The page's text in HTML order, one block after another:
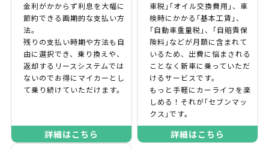
金利がかからず利息を大幅に
節約できる画期的な支払い方
法。
残りの支払い時期や方法も自
由に選択でき、乗り換えや、
返却するリースシステムでは
ないのでお得にマイカーとし
て乗り続けていただけます。
詳細はこちら
車税｣｢オイル交換費用｣、車
検時にかかる｢基本工賃｣、
｢自動車重量税｣、｢自賠責保
険料｣などが月額に含まれて
いるため、出費に悩まされる
ことなく新車に乗っていただ
けるサービスです。
もっと手軽にカーライフを楽
しめる！それが｢セブンマッ
クス｣です。
詳細はこちら